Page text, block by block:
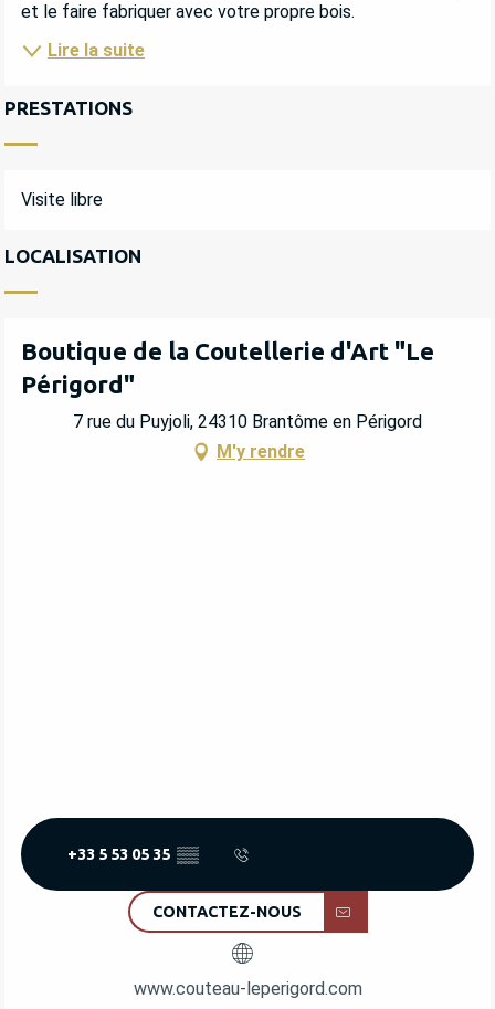
et le faire fabriquer avec votre propre bois.
Lire la suite
PRESTATIONS
Visite libre
LOCALISATION
Boutique de la Coutellerie d'Art "Le
Périgord"
7 rue du Puyjoli, 24310 Brantôme en Périgord
M'y rendre
+33 5 53 05 35 ▒▒
CONTACTEZ-NOUS
www.couteau-leperigord.com